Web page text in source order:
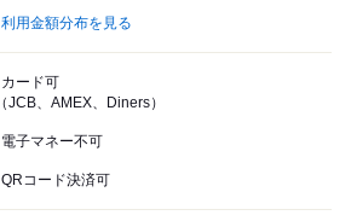
利用金額分布を見る
カード可
（JCB、AMEX、Diners）
電子マネー不可
QRコード決済可